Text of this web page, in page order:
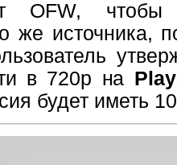
OFW, чтобы
же источника,
в 720p на
будет иметь